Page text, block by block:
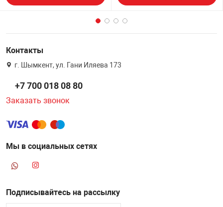
Контакты
г. Шымкент, ул. Гани Иляева 173
+7 700 018 08 80
Заказать звонок
Мы в социальных сетях
Подписывайтесь на рассылку